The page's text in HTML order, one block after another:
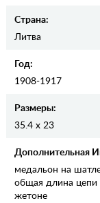
Страна:
Литва
Год:
1908-1917
Размеры:
35.4 x 23
Дополнительная
медальон на
общая длина цепи
жетоне